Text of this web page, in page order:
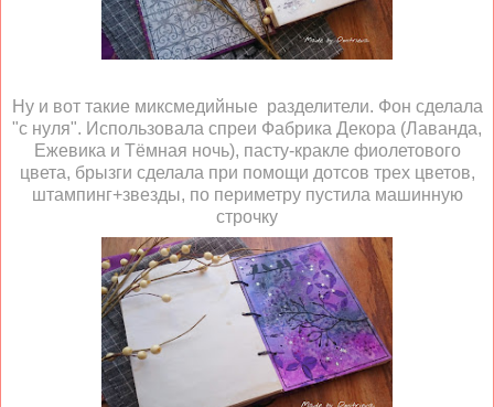
Ну и вот такие миксмедийные разделители. Фон сделала
"с нуля". Использовала спреи Фабрика Декора (Лаванда,
Ежевика и Тёмная ночь), пасту-кракле фиолетового
цвета, брызги сделала при помощи дотсов трех цветов,
штампинг+звезды, по периметру пустила машинную
строчку